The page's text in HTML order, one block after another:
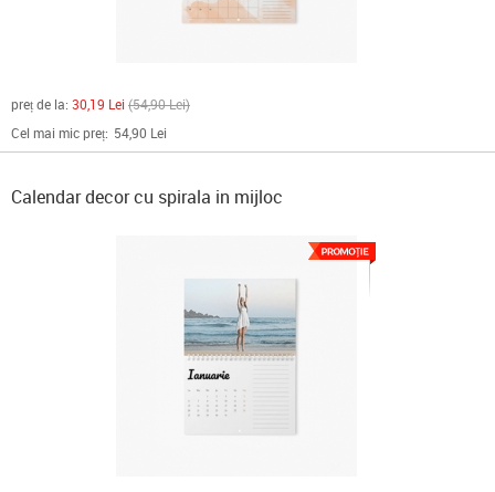
preț de la: 30,19 Lei 54,90 Lei
Cel mai mic preț: 54,90 Lei
Calendar decor cu spirala in mijloc